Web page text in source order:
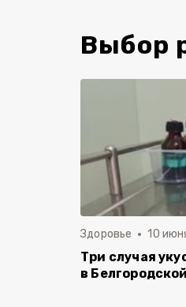
Выбор
Здоровье 10
Три случая
в